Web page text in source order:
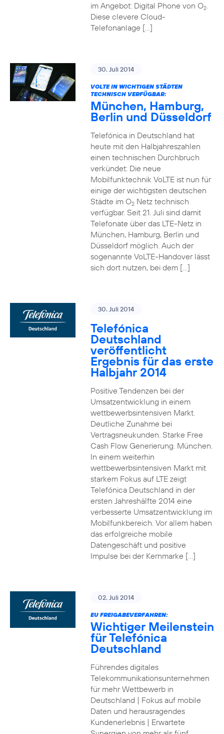
im Angebot: Digital Phone von O2.
Diese clevere Cloud-
Telefonanlage […]
30. Juli 2014
VOLTE IN WICHTIGEN STÄDTEN
TECHNISCH VERFÜGBAR:
München, Hamburg,
Berlin und Düsseldorf
Telefónica in Deutschland hat
heute mit den Halbjahreszahlen
einen technischen Durchbruch
verkündet: Die neue
Mobilfunktechnik VoLTE ist nun für
einige der wichtigsten deutschen
Städte im O2Netz technisch
verfügbar. Seit 21. Juli sind damit
Telefonate über das LTE-Netz in
München, Hamburg, Berlin und
Düsseldorf möglich. Auch der
sogenannte VoLTE-Handover lässt
sich dort nutzen, bei dem […]
30. Juli 2014
Telefónica
Deutschland
veröffentlicht
Ergebnis für das erste
Halbjahr 2014
Positive Tendenzen bei der
Umsatzentwicklung in einem
wettbewerbsintensiven Markt.
Deutliche Zunahme bei
Vertragsneukunden. Starke Free
Cash Flow Generierung. München.
In einem weiterhin
wettbewerbsintensiven Markt mit
starkem Fokus auf LTE zeigt
Telefónica Deutschland in der
ersten Jahreshälfte 2014 eine
verbesserte Umsatzentwicklung im
Mobilfunkbereich. Vor allem haben
das erfolgreiche mobile
Datengeschäft und positive
Impulse bei der Kernmarke […]
02. Juli 2014
EU FREIGABEVERFAHREN:
Wichtiger Meilenstein
für Telefónica
Deutschland
Führendes digitales
Telekommunikationsunternehmen
für mehr Wettbewerb in
Deutschland | Fokus auf mobile
Daten und herausragendes
Kundenerlebnis | Erwartete